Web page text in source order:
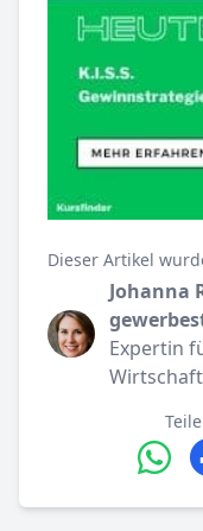
Dieser Artikel
Johanna
Expertin